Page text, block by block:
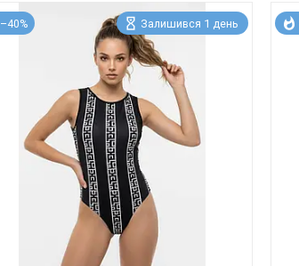
–40% Залишився 1 день